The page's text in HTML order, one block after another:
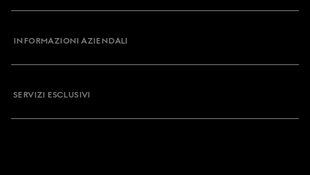
INFORMAZIONI AZIENDALI
SERVIZI ESCLUSIVI